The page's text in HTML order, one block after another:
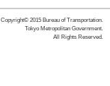
Copyright© 2015 Bureau of Transportation.
Tokyo Metropolitan Government.
All Rights Reserved.